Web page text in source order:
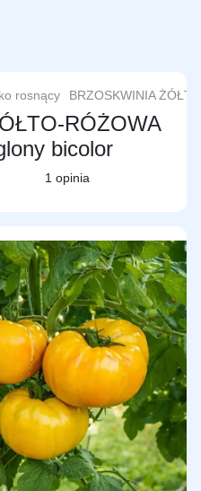
rosnący BRZOSKWINIA
RÓŻOWA
bicolor
1 opinia